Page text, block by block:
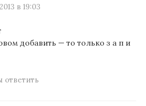
в 19:03
добавить — то только з а п и
ответить